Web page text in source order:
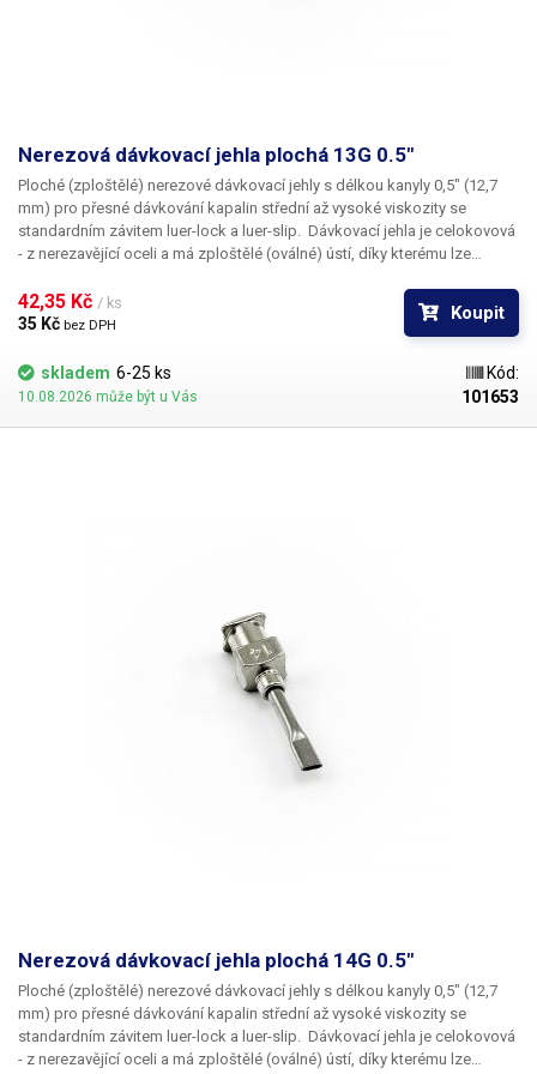
Nerezová dávkovací jehla plochá 13G 0.5"
Ploché (zploštělé) nerezové dávkovací jehly s délkou kanyly 0,5" (12,7
mm) pro přesné dávkování kapalin střední až vysoké viskozity se
standardním závitem luer-lock a luer-slip. Dávkovací jehla je celokovová
- z nerezavějící oceli a má zploštělé (oválné) ústí, díky kterému lze
uvedena v tabulce. Kapilára nerezové jehly je vyrobena z ušlechtilé
rafinované oceli a při její výrobě je kladen důraz na kvalitu povrchu a
leštěn.
42,35 Kč / ks
35 Kč bez DPH
Koupit
skladem 6-25 ks
10.08.2026 může být u Vás
Kód:
101653
Nerezová dávkovací jehla plochá 14G 0.5"
Ploché (zploštělé) nerezové dávkovací jehly s délkou kanyly 0,5" (12,7
mm) pro přesné dávkování kapalin střední až vysoké viskozity se
standardním závitem luer-lock a luer-slip. Dávkovací jehla je celokovová
- z nerezavějící oceli a má zploštělé (oválné) ústí, díky kterému lze